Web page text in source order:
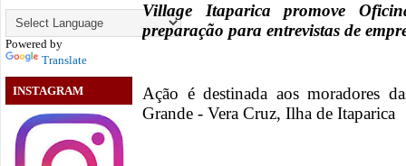
Powered by
Translate
INSTAGRAM
Village Itaparica promove
preparação para entrevistas de
Ação é destinada aos moradores
Grande - Vera Cruz, Ilha de Itaparica